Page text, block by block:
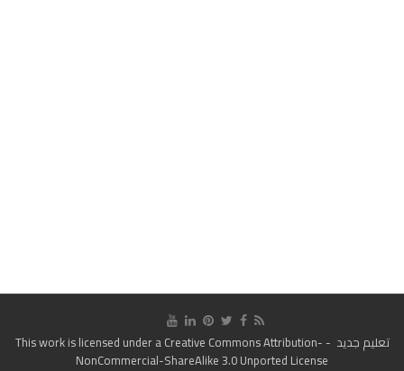
تعليم جديد - This work is licensed under a
Creative Commons Attribution-
NonCommercial-ShareAlike 3.0 Unported License